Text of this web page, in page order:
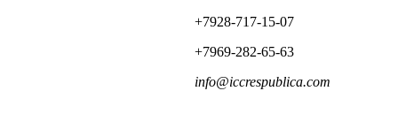
+7928-717-15-07
+7969-282-65-63
info@iccrespublica.com